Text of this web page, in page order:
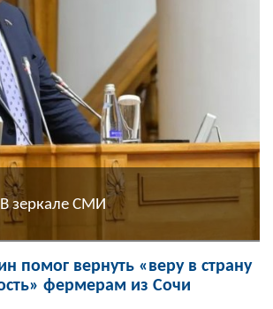
зеркале СМИ
помог вернуть «веру в страну
фермерам из Сочи